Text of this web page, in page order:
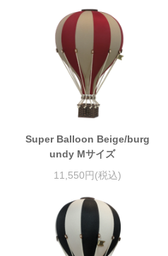
Super Balloon Beige/burg
undy Mサイズ
11,550円(税込)